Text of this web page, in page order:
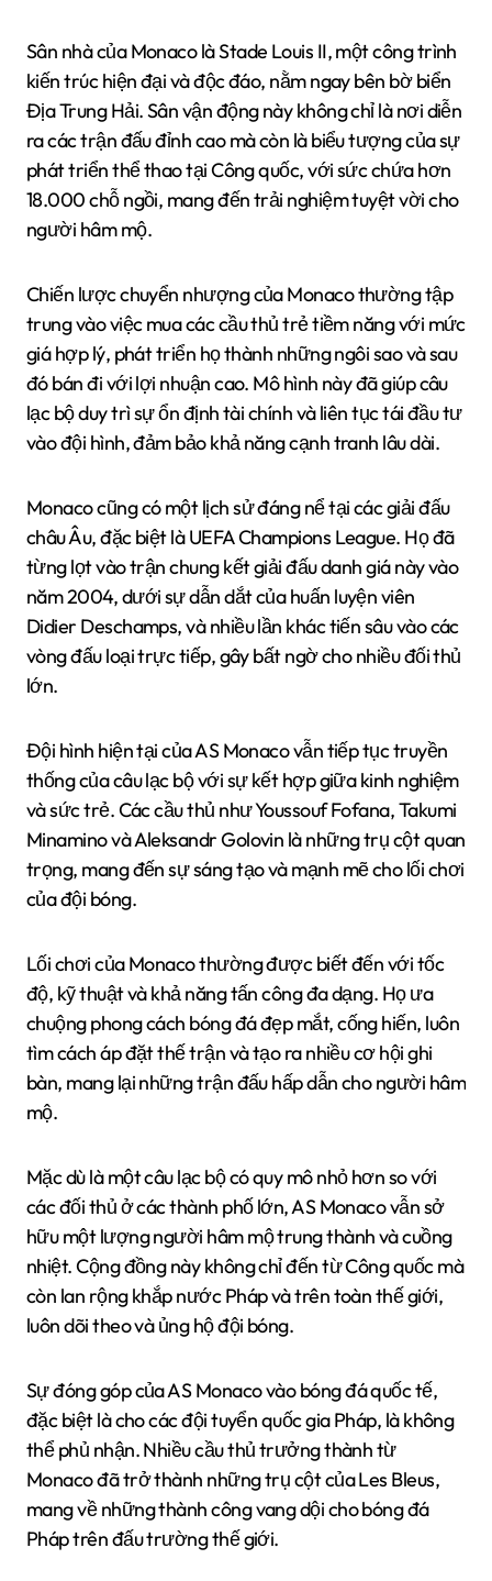
Sân nhà của Monaco là Stade Louis II, một công trình
kiến trúc hiện đại và độc đáo, nằm ngay bên bờ biển
Địa Trung Hải. Sân vận động này không chỉ là nơi diễn
ra các trận đấu đỉnh cao mà còn là biểu tượng của sự
phát triển thể thao tại Công quốc, với sức chứa hơn
18.000 chỗ ngồi, mang đến trải nghiệm tuyệt vời cho
người hâm mộ.
Chiến lược chuyển nhượng của Monaco thường tập
trung vào việc mua các cầu thủ trẻ tiềm năng với mức
giá hợp lý, phát triển họ thành những ngôi sao và sau
đó bán đi với lợi nhuận cao. Mô hình này đã giúp câu
lạc bộ duy trì sự ổn định tài chính và liên tục tái đầu tư
vào đội hình, đảm bảo khả năng cạnh tranh lâu dài.
Monaco cũng có một lịch sử đáng nể tại các giải đấu
châu Âu, đặc biệt là UEFA Champions League. Họ đã
từng lọt vào trận chung kết giải đấu danh giá này vào
năm 2004, dưới sự dẫn dắt của huấn luyện viên
Didier Deschamps, và nhiều lần khác tiến sâu vào các
vòng đấu loại trực tiếp, gây bất ngờ cho nhiều đối thủ
lớn.
Đội hình hiện tại của AS Monaco vẫn tiếp tục truyền
thống của câu lạc bộ với sự kết hợp giữa kinh nghiệm
và sức trẻ. Các cầu thủ như Youssouf Fofana, Takumi
Minamino và Aleksandr Golovin là những trụ cột quan
trọng, mang đến sự sáng tạo và mạnh mẽ cho lối chơi
của đội bóng.
Lối chơi của Monaco thường được biết đến với tốc
độ, kỹ thuật và khả năng tấn công đa dạng. Họ ưa
chuộng phong cách bóng đá đẹp mắt, cống hiến, luôn
tìm cách áp đặt thế trận và tạo ra nhiều cơ hội ghi
bàn, mang lại những trận đấu hấp dẫn cho người hâm
mộ.
Mặc dù là một câu lạc bộ có quy mô nhỏ hơn so với
các đối thủ ở các thành phố lớn, AS Monaco vẫn sở
hữu một lượng người hâm mộ trung thành và cuồng
nhiệt. Cộng đồng này không chỉ đến từ Công quốc mà
còn lan rộng khắp nước Pháp và trên toàn thế giới,
luôn dõi theo và ủng hộ đội bóng.
Sự đóng góp của AS Monaco vào bóng đá quốc tế,
đặc biệt là cho các đội tuyển quốc gia Pháp, là không
thể phủ nhận. Nhiều cầu thủ trưởng thành từ
Monaco đã trở thành những trụ cột của Les Bleus,
mang về những thành công vang dội cho bóng đá
Pháp trên đấu trường thế giới.